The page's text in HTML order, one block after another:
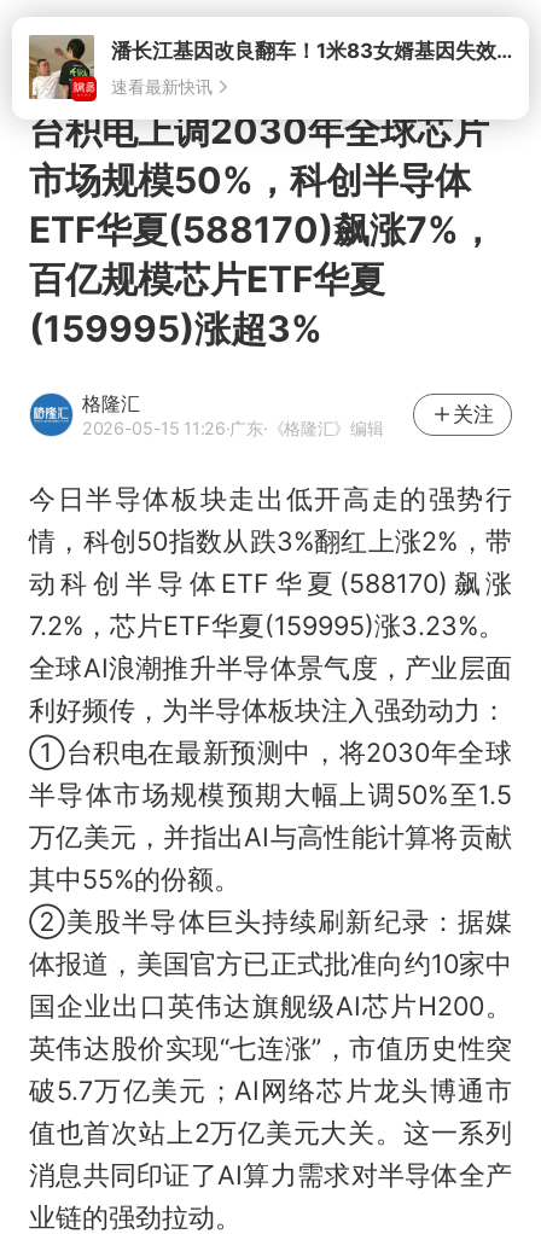
打开 潘长江基因改良翻车！1米83女婿基因失效，12岁外孙身高只到姥爷下巴
速看最新快讯
台积电上调2030年全球芯片
市场规模50%，科创半导体
ETF华夏(588170)飙涨7%，
百亿规模芯片ETF华夏
(159995)涨超3%
格隆汇
2026-05-15 11:26·广东·《格隆汇》编辑
关注
今日半导体板块走出低开高走的强势行
情，科创50指数从跌3%翻红上涨2%，带
动科创半导体ETF华夏(588170)飙涨
7.2%，芯片ETF华夏(159995)涨3.23%。
全球AI浪潮推升半导体景气度，产业层面
利好频传，为半导体板块注入强劲动力：
①台积电在最新预测中，将2030年全球
半导体市场规模预期大幅上调50%至1.5
万亿美元，并指出AI与高性能计算将贡献
其中55%的份额。
②美股半导体巨头持续刷新纪录：据媒
体报道，美国官方已正式批准向约10家中
国企业出口英伟达旗舰级AI芯片H200。
英伟达股价实现“七连涨”，市值历史性突
破5.7万亿美元；AI网络芯片龙头博通市
值也首次站上2万亿美元大关。这一系列
消息共同印证了AI算力需求对半导体全产
业链的强劲拉动。